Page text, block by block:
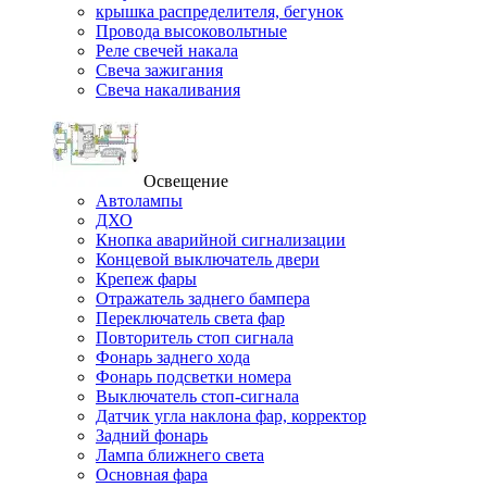
крышка распределителя, бегунок
Провода высоковольтные
Реле свечей накала
Свеча зажигания
Свеча накаливания
Освещение
Автолампы
ДХО
Кнопка аварийной сигнализации
Концевой выключатель двери
Крепеж фары
Отражатель заднего бампера
Переключатель света фар
Повторитель стоп сигнала
Фонарь заднего хода
Фонарь подсветки номера
Выключатель стоп-сигнала
Датчик угла наклона фар, корректор
Задний фонарь
Лампа ближнего света
Основная фара